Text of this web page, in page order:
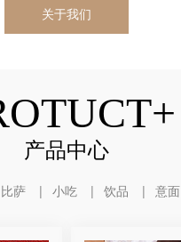
关于我们
产品中心
比萨 小吃 饮品 意面